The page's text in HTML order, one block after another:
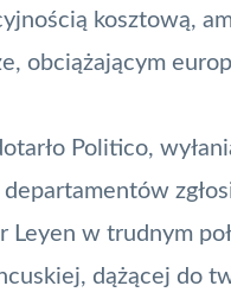
kosztową,
obciążającym
Politico,
w trudnym
dążącej do